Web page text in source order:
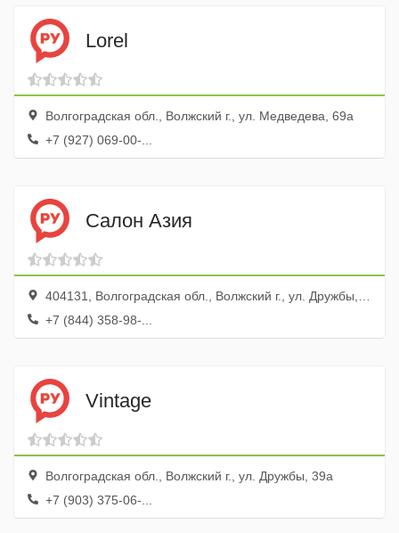
Lorel
Волгоградская обл., Волжский г., ул. Медведева, 69а
+7 (927) 069-00-...
Салон Азия
404131, Волгоградская обл., Волжский г., ул. Дружбы, 83а
+7 (844) 358-98-...
Vintage
Волгоградская обл., Волжский г., ул. Дружбы, 39а
+7 (903) 375-06-...